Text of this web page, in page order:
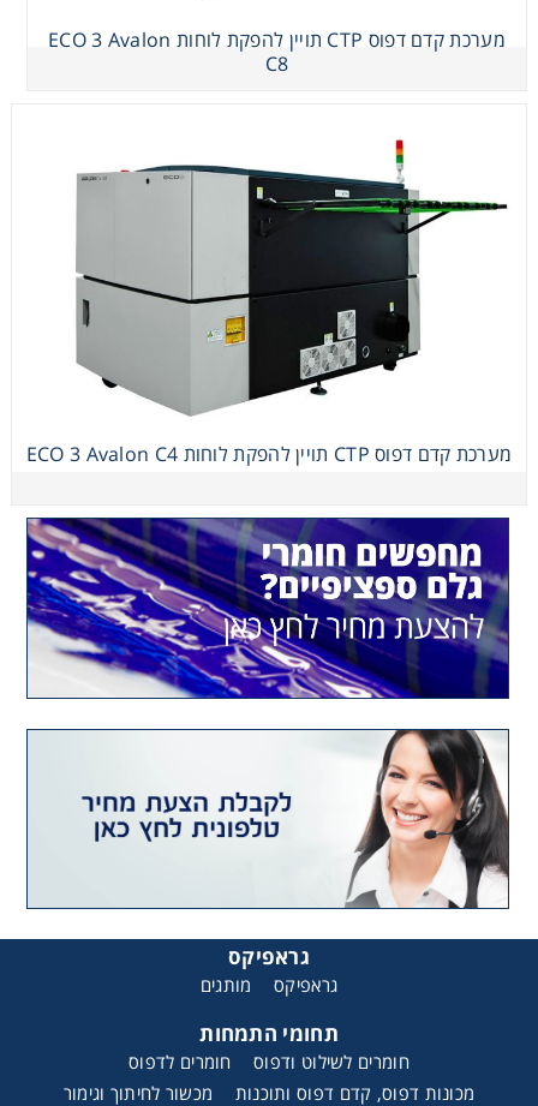
מערכת קדם דפוס CTP תויין להפקת לוחות ECO 3 Avalon
C8
מערכת קדם דפוס CTP תויין להפקת לוחות ECO 3 Avalon C4
גראפיקס
גראפיקס מותגים
תחומי התמחות
חומרים לשילוט ודפוס
חומרים לדפוס
מכונות דפוס, קדם דפוס ותוכנות
מכשור לחיתוך וגימור